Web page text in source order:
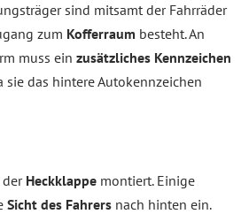
sind mitsamt der Fahrräder
zum Kofferraum besteht. An
muss ein zusätzliches Kennzeichen
sie das hintere Autokennzeichen
der Heckklappe montiert. Einige
Sicht des Fahrers nach hinten ein.